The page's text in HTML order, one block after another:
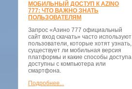
МОБИЛЬНЫЙ ДОСТУП К AZINO
777: ЧТО ВАЖНО ЗНАТЬ
ПОЛЬЗОВАТЕЛЯМ
Запрос «Азино 777 официальный
сайт вход скачать» часто используют
пользователи, которые хотят узнать,
существует ли мобильная версия
платформы и какие способы доступа
доступны с компьютера или
смартфона.
Подробнее...